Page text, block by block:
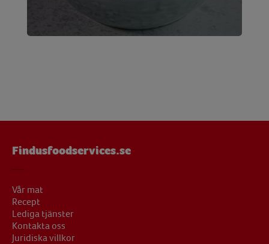
Findusfoodservices.se
Vår mat
Recept
Lediga tjänster
Kontakta oss
Juridiska villkor